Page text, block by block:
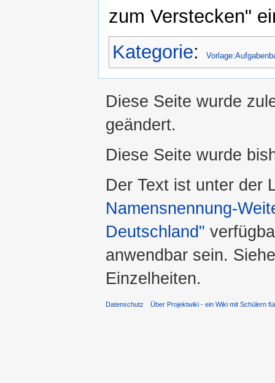
zum Verstecken"
Kategorie:
Diese Seite wurde
geändert.
Diese Seite wurde
Der Text ist unter der
Namensnennung-
Deutschland"
anwendbar sein.
Einzelheiten.
Datenschutz Über Projektwiki - ein Wiki mit Schülern